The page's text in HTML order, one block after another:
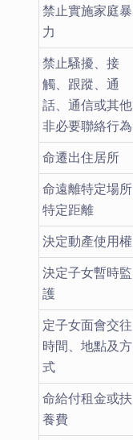
禁止實施家庭暴
力
禁止騷擾、接
觸、跟蹤、通
話、通信或其他
非必要聯絡行為
命遷出住居所
命遠離特定場所
特定距離
決定動產使用權
決定子女暫時監
護
定子女面會交往
時間、地點及方
式
命給付租金或扶
養費